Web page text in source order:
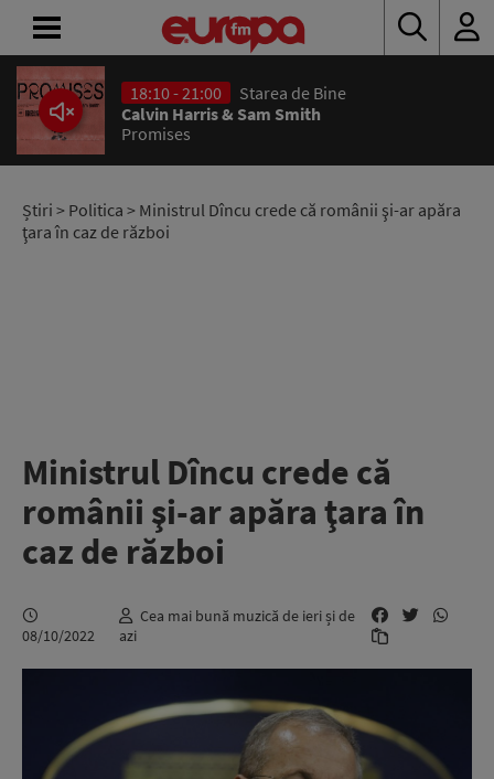
18:10 - 21:00
Starea de Bine
Calvin Harris & Sam Smith
Promises
Știri > Politica > Ministrul Dîncu crede că românii şi-ar apăra
ţara în caz de război
Ministrul Dîncu crede că
românii şi-ar apăra ţara în
caz de război
08/10/2022
Cea mai bună muzică de ieri și de
azi
ACASĂ
ȘTIRI
RADIO